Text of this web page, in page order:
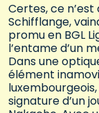
Certes, ce n’est
Schifflange,
promu en BGL
l’entame d’un
Dans une
élément
signature d’un